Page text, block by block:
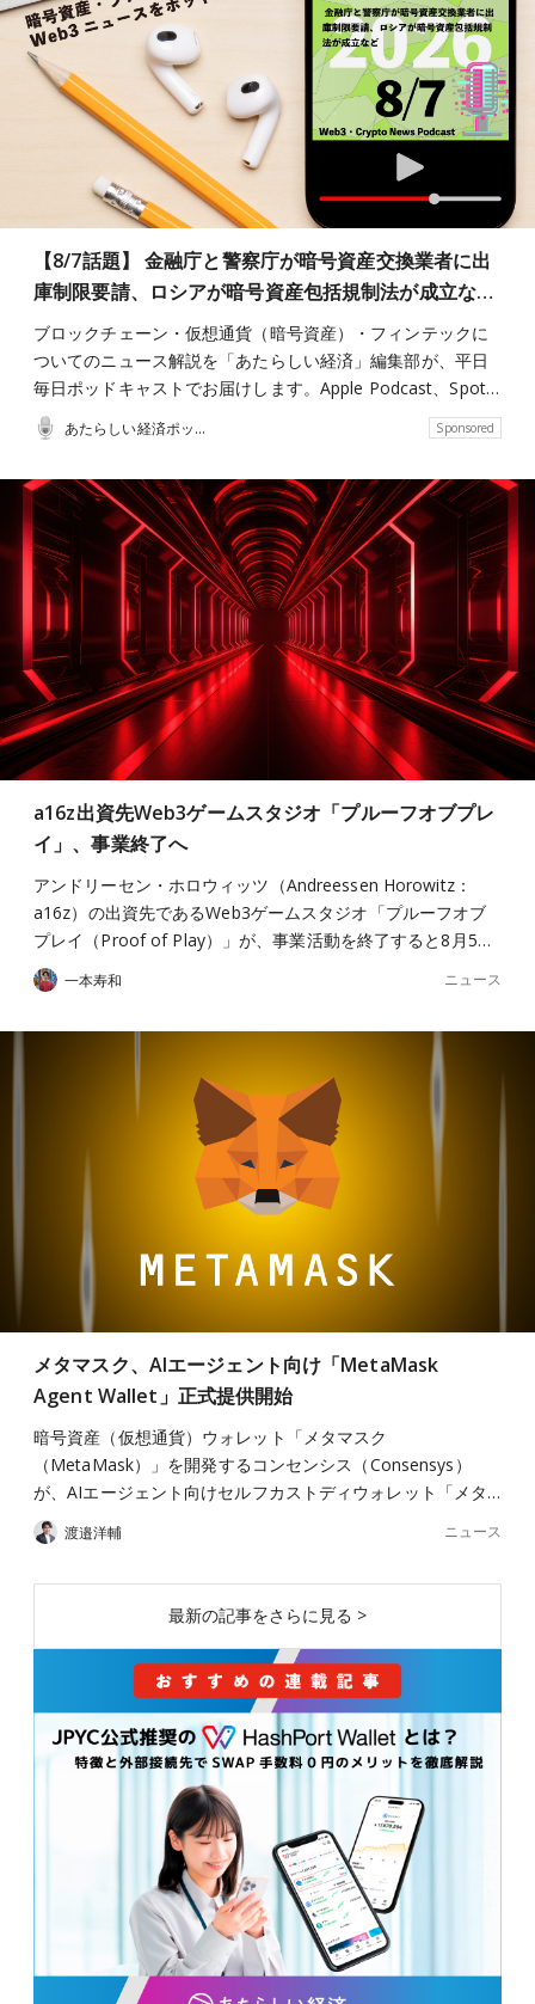
【8/7話題】 金融庁と警察庁が暗号資産交換業者に出
庫制限要請、ロシアが暗号資産包括規制法が成立な…
ブロックチェーン・仮想通貨（暗号資産）・フィンテックに
ついてのニュース解説を「あたらしい経済」編集部が、平日
毎日ポッドキャストでお届けします。Apple Podcast、Spot…
あたらしい経済ポッドキャスト Sponsored
a16z出資先Web3ゲームスタジオ「プルーフオブプレ
イ」、事業終了へ
アンドリーセン・ホロウィッツ（Andreessen Horowitz：
a16z）の出資先であるWeb3ゲームスタジオ「プルーフオブ
プレイ（Proof of Play）」が、事業活動を終了すると8月5…
一本寿和 ニュース
メタマスク、AIエージェント向け「MetaMask
Agent Wallet」正式提供開始
暗号資産（仮想通貨）ウォレット「メタマスク
（MetaMask）」を開発するコンセンシス（Consensys）
が、AIエージェント向けセルフカストディウォレット「メタ…
渡邉洋輔 ニュース
最新の記事をさらに見る >